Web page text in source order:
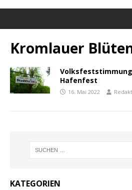
Kromlauer
Hafenfest
16. Mai 2022
KATEGORIEN